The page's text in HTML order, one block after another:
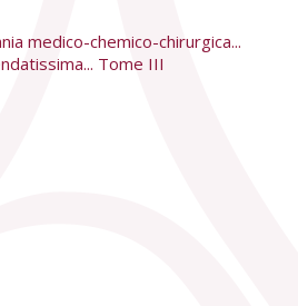
medico-chemico-chirurgica...
Tome III